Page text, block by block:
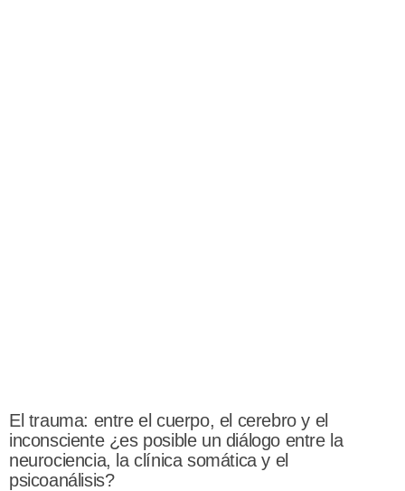
El trauma: entre el cuerpo, el cerebro y el
inconsciente ¿es posible un diálogo entre la
neurociencia, la clínica somática y el
psicoanálisis?